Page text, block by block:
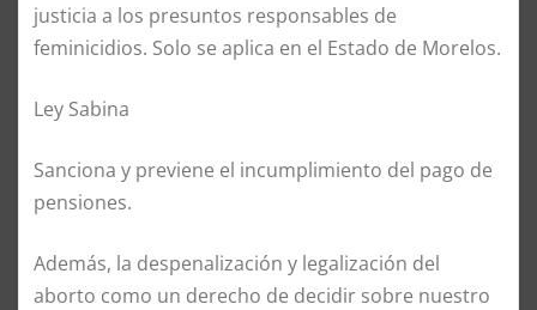
justicia a los presuntos responsables de
feminicidios. Solo se aplica en el Estado de Morelos.
Ley Sabina
Sanciona y previene el incumplimiento del pago de
pensiones.
Además, la despenalización y legalización del
aborto como un derecho de decidir sobre nuestro